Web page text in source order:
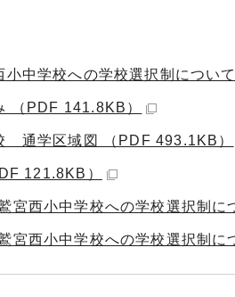
中学校への学校選択制につい
（PDF 141.8KB）
通学区域図 （PDF 493.1KB）
121.8KB）
宮西小中学校への学校選択制に
宮西小中学校への学校選択制に